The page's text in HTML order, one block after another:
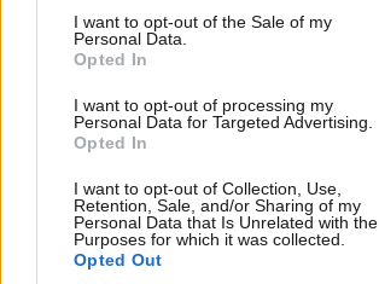
consent section.
I want to opt-out of the Sale of my
Personal Data.
Opted In
I want to opt-out of processing my
Personal Data for Targeted Advertising.
Opted In
I want to opt-out of Collection, Use,
Retention, Sale, and/or Sharing of my
Personal Data that Is Unrelated with the
Purposes for which it was collected.
Opted Out
συμμετοχές